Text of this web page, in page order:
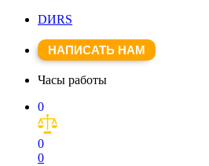
DИRS
НАПИСАТЬ НАМ
Часы работы
0
0
0